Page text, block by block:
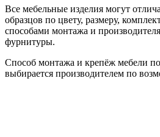
Все мебельные изделия могут
образцов по цвету, размеру,
способами монтажа и
фурнитуры.
Способ монтажа и крепёж мебели
выбирается производителем по